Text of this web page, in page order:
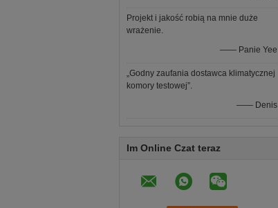
Projekt i jakość robią na mnie duże
wrażenie.
—— Panie Yee
„Godny zaufania dostawca klimatycznej
komory testowej”.
—— Denis
Im Online Czat teraz